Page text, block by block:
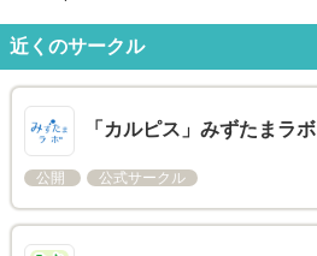
近くのサークル
「カルピス」みずたまラボ
公開 公式サークル